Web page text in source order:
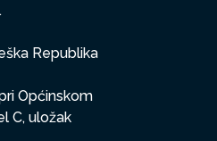
Republika
Općinskom
C, uložak